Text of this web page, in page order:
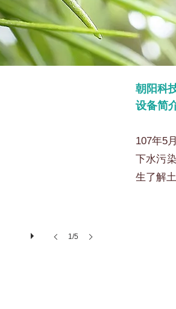
1/5
朝阳科
设备简
107年5
下水污
生了解